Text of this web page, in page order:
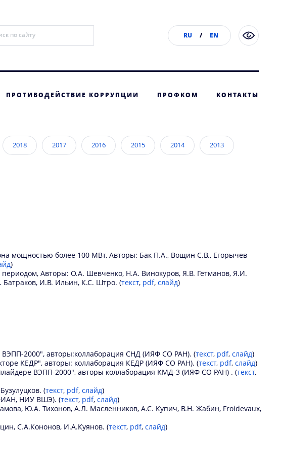
RU / EN
ПРОТИВОДЕЙСТВИЕ КОРРУПЦИИ ПРОФКОМ КОНТАКТЫ
2018 2017 2016 2015 2014 2013
мощностью более 100 МВт, Авторы: Бак П.А., Вощин С.В., Егорычев
)
Авторы: О.А. Шевченко, Н.А. Винокуров, Я.В. Гетманов, Я.И.
Батраков, И.В. Ильин, К.С. Штро. (текст, pdf, слайд)
ВЭПП-2000", авторы:коллаборация СНД (ИЯФ СО РАН). (текст, pdf, слайд)
КЕДР", авторы: коллаборация КЕДР (ИЯФ СО РАН). (текст, pdf, слайд)
ВЭПП-2000", авторы коллаборация КМД-3 (ИЯФ СО РАН) . (текст,
(текст, pdf, слайд)
НИУ ВШЭ). (текст, pdf, слайд)
Ю.А. Тихонов, А.Л. Масленников, А.С. Купич, В.Н. Жабин, Froidevaux,
С.А.Кононов, И.А.Куянов. (текст, pdf, слайд)